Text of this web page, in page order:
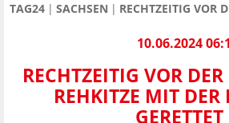
TAG24 SACHSEN RECHTZEITIG VOR
10.06.2024
RECHTZEITIG VOR
REHKITZE MIT DER
GERETTET